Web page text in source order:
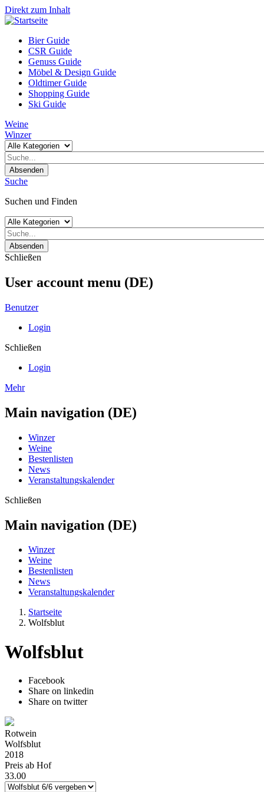
Direkt zum Inhalt
Bier Guide
CSR Guide
Genuss Guide
Möbel & Design Guide
Oldtimer Guide
Shopping Guide
Ski Guide
Weine
Winzer
Absenden
Suche
Suchen und Finden
Absenden
Schließen
User account menu (DE)
Benutzer
Login
Schließen
Login
Mehr
Main navigation (DE)
Winzer
Weine
Bestenlisten
News
Veranstaltungskalender
Schließen
Main navigation (DE)
Winzer
Weine
Bestenlisten
News
Veranstaltungskalender
Startseite
Wolfsblut
Wolfsblut
Facebook
Share on linkedin
Share on twitter
Rotwein
Wolfsblut
2018
Preis ab Hof
33.00